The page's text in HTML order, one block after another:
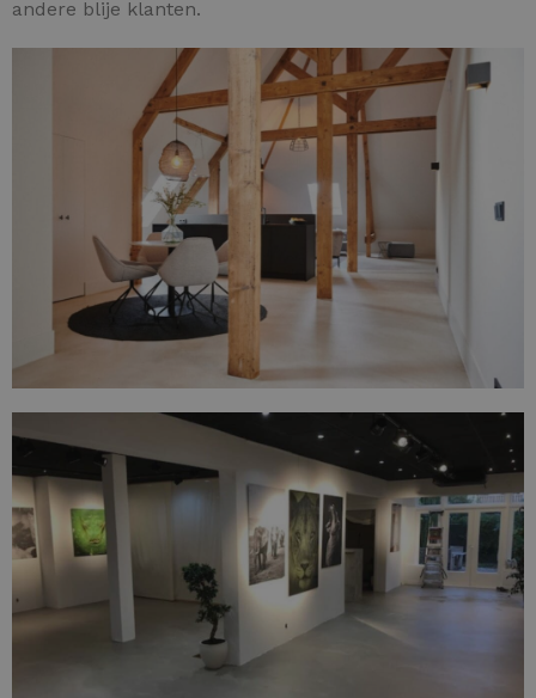
andere blije klanten.